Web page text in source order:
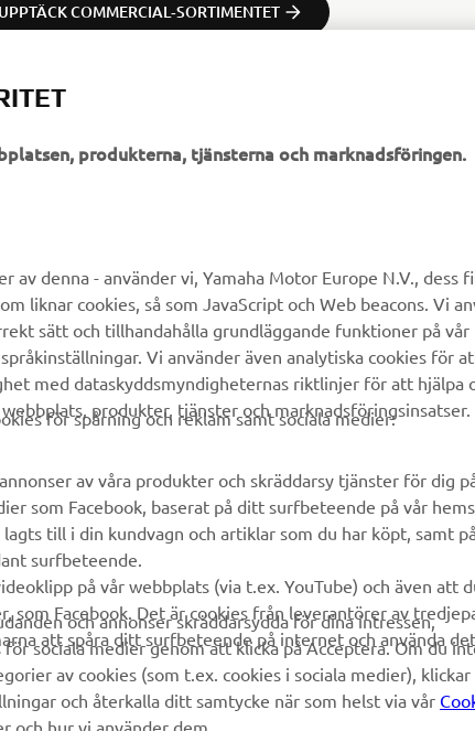
UPPTÄCK COMMERCIAL‑SORTIMENTET
Global
Reservdelskatalog
Yamaha-återförsäljare
Hantering av avfall från
batterier
nyheterna
Läs vår
produkterna, tjänsterna och marknadsföringen.
av denna - använder vi, Yamaha Motor Europe N.V., dess
liknar cookies, så som JavaScript och Web beacons. Vi
sätt och tillhandahålla grundläggande funktioner på vår
Vi använder även analytiska cookies för
med dataskyddsmyndigheternas riktlinjer för att hjälpa
produkter, tjänster och marknadsföringsinsatser.
för spårning och reklam samt sociala medier:
av våra produkter och skräddarsy tjänster för dig
som Facebook, baserat på ditt surfbeteende på vår
till i din kundvagn och artiklar som du har köpt, samt
surfbeteende.
på vår webbplats (via t.ex. YouTube) och även att
som Facebook. Det är cookies från leverantörer av
att spåra ditt surfbeteende på internet och använda
och annonser skräddarsydda för dina intressen,
sociala medier genom att klicka på Acceptera. Om du
av cookies (som t.ex. cookies i sociala medier), klickar
och återkalla ditt samtycke när som helst via vår
och hur vi använder dem.